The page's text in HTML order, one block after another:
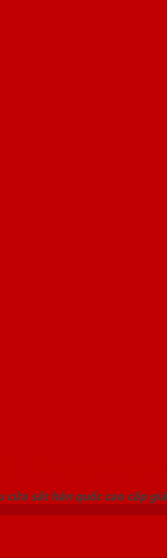
cửa sắt hàn quốc cao cấp